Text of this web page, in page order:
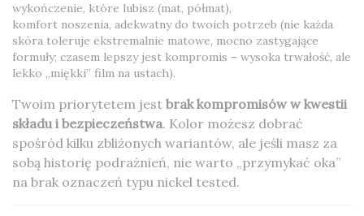
wykończenie, które lubisz (mat, półmat),
komfort noszenia, adekwatny do twoich potrzeb (nie każda
skóra toleruje ekstremalnie matowe, mocno zastygające
formuły; czasem lepszy jest kompromis – wysoka trwałość, ale
lekko „miękki” film na ustach).
Twoim priorytetem jest brak kompromisów w kwestii
składu i bezpieczeństwa. Kolor możesz dobrać
spośród kilku zbliżonych wariantów, ale jeśli masz za
sobą historię podrażnień, nie warto „przymykać oka”
na brak oznaczeń typu nickel tested.